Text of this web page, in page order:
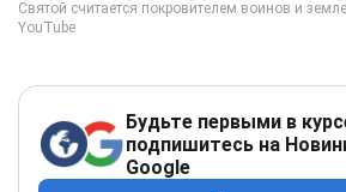
Будьте первыми в
подпишитесь на
Google